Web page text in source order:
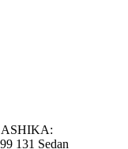
ASHIKA:
131 Sedan